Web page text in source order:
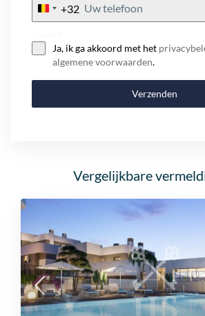
Belgium
+32
Ja, ik ga akkoord met het
algemene voorwaarden.
Verzenden
Vergelijkbare